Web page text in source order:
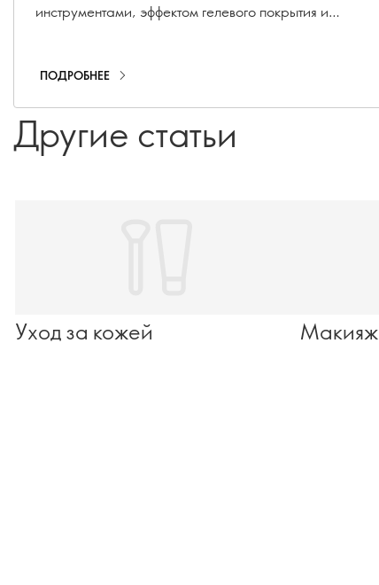
инструментами, эффектом гелевого покрытия и
ПОДРОБНЕЕ
Другие статьи
Уход за кожей Макияж